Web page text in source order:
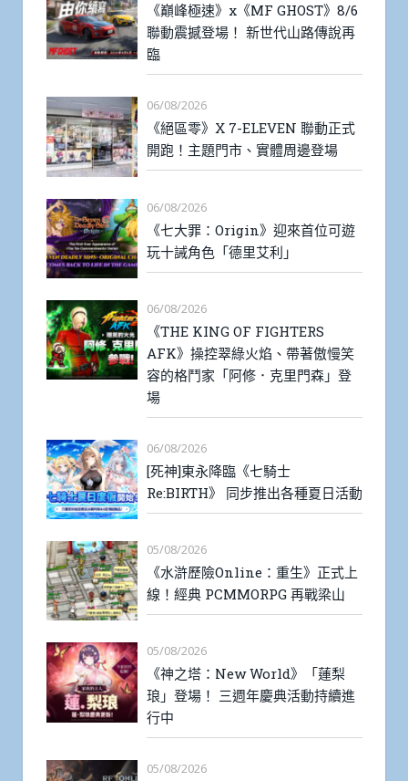
《巔峰極速》x《MF GHOST》8/6
聯動震撼登場！ 新世代山路傳說再
臨
06/08/2026
《絕區零》X 7-ELEVEN 聯動正式
開跑！主題門市、實體周邊登場
06/08/2026
《七大罪：Origin》迎來首位可遊
玩十誡角色「德里艾利」
06/08/2026
《THE KING OF FIGHTERS
AFK》操控翠綠火焰、帶著傲慢笑
容的格鬥家「阿修．克里門森」登
場
06/08/2026
[死神]東永降臨《七騎士
Re:BIRTH》 同步推出各種夏日活動
05/08/2026
《水滸歷險Online：重生》正式上
線！經典 PCMMORPG 再戰梁山
05/08/2026
《神之塔：New World》「蓮梨
琅」登場！ 三週年慶典活動持續進
行中
05/08/2026